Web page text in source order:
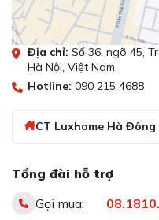
Địa chỉ: Số 36, ngõ 45,
Hà Nội, Việt Nam.
Hotline: 090 215 4688
CT Luxhome Hà Đông
Tổng đài hỗ trợ
Gọi mua: